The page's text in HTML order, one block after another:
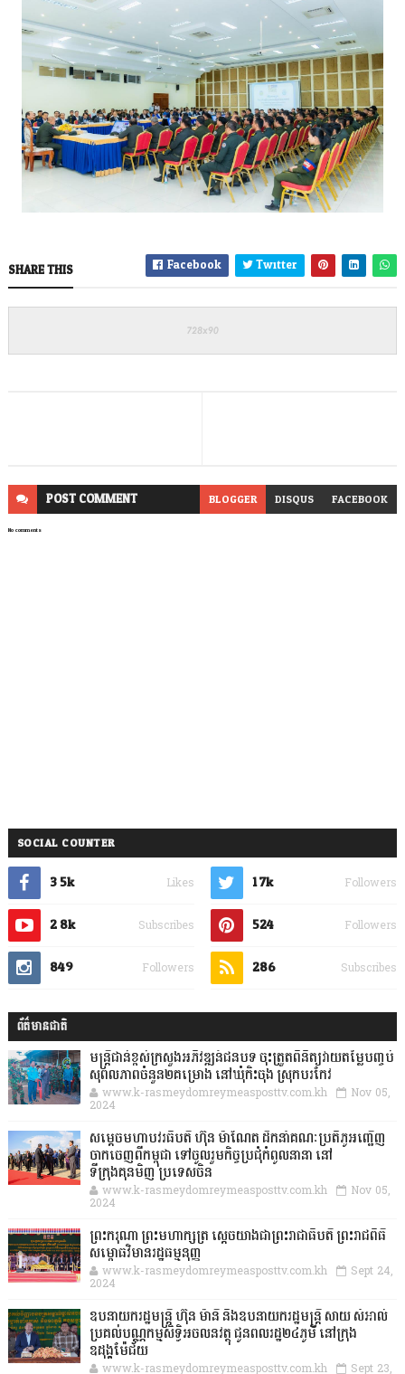
SHARE THIS Facebook Twitter
POSTCOMMENT BLOGGER DISQUS FACEBOOK
No comments
SOCIAL COUNTER
3.5k Likes 1.7k Followers
2.8k Subscribes 524 Followers
849 Followers 286 Subscribes
ព័ត៌មានជាតិ
មន្ត្រីជាន់ខ្ពស់ក្រសួងអភិវឌ្ឍន៍ជនបទ ចុះត្រួតពិនិត្យវាយតម្លៃបញ្ចប់
សុពលភាពចំនួន២គម្រោង នៅឃុំកិះចុង ស្រុកបរកែវ
www.k-rasmeydomreymeasposttv.com.kh Nov 05,
2024
សម្តេចមហាបវរធិបតី ហ៊ុន ម៉ាណែត ដឹកនាំគណៈប្រតិភូអញ្ជើញ
ចាកចេញពីកម្ពុជា ទៅចូលរួមកិច្ចប្រជុំកំពូលនានា នៅ
ទីក្រុងគុនមិញ ប្រទេសចិន
www.k-rasmeydomreymeasposttv.com.kh Nov 05,
2024
ព្រះករុណា ព្រះមហាក្សត្រ ស្តេចយាងជាព្រះរាជាធិបតី ព្រះរាជពិធី
សម្ពោធវិមានរដ្ឋធម្មនុញ្ញ
www.k-rasmeydomreymeasposttv.com.kh Sept 24,
2024
ឧបនាយករដ្ឋមន្ដ្រី ហ៊ុន ម៉ានី និងឧបនាយករដ្ឋមន្ដ្រី សាយ សំអាល់
ប្រគល់បណ្ណកម្មសិទ្ធិអចលនវត្ថុ ជូនពលរដ្ឋ២៤ភូមិ នៅក្រុង
ឧដុង្គម៉ែជ័យ
www.k-rasmeydomreymeasposttv.com.kh Sept 23,